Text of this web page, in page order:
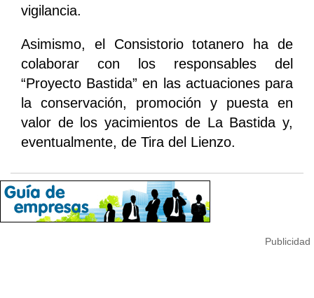
vigilancia.
Asimismo, el Consistorio totanero ha de
colaborar con los responsables del
“Proyecto Bastida” en las actuaciones para
la conservación, promoción y puesta en
valor de los yacimientos de La Bastida y,
eventualmente, de Tira del Lienzo.